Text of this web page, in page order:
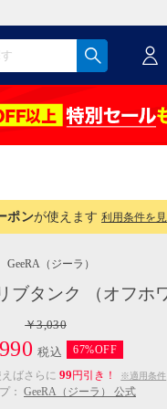
ポンが使えます 利用条件を
GeeRA （ジーラ）
ブタンク （オフホ
￥3,030
税込
67%OFF
ばさらに 99円引き！ ※適用条件
： GeeRA（ジーラ） 公式